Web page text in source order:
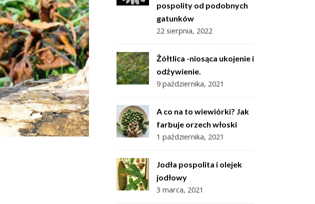
pospolity od podobnych
gatunków
22 sierpnia, 2022
Żółtlica -niosąca ukojenie i
odżywienie.
9 października, 2021
A co na to wiewiórki? Jak
farbuje orzech włoski
1 października, 2021
Jodła pospolita i olejek
jodłowy
3 marca, 2021